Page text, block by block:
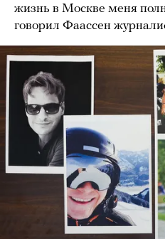
жизнь в Москве меня
говорил Фаассен